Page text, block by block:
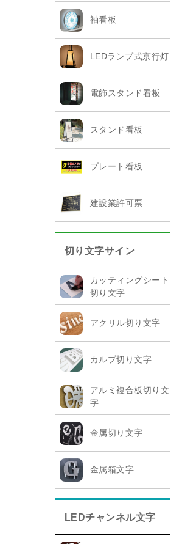
袖看板
LEDランプ式京行灯
電飾スタンド看板
スタンド看板
プレート看板
建設業許可票
切り文字サイン
カッティングシート
切り文字
アクリル切り文字
カルプ切り文字
アルミ複合板切り文
字
金属切り文字
金属箱文字
LEDチャンネル文字